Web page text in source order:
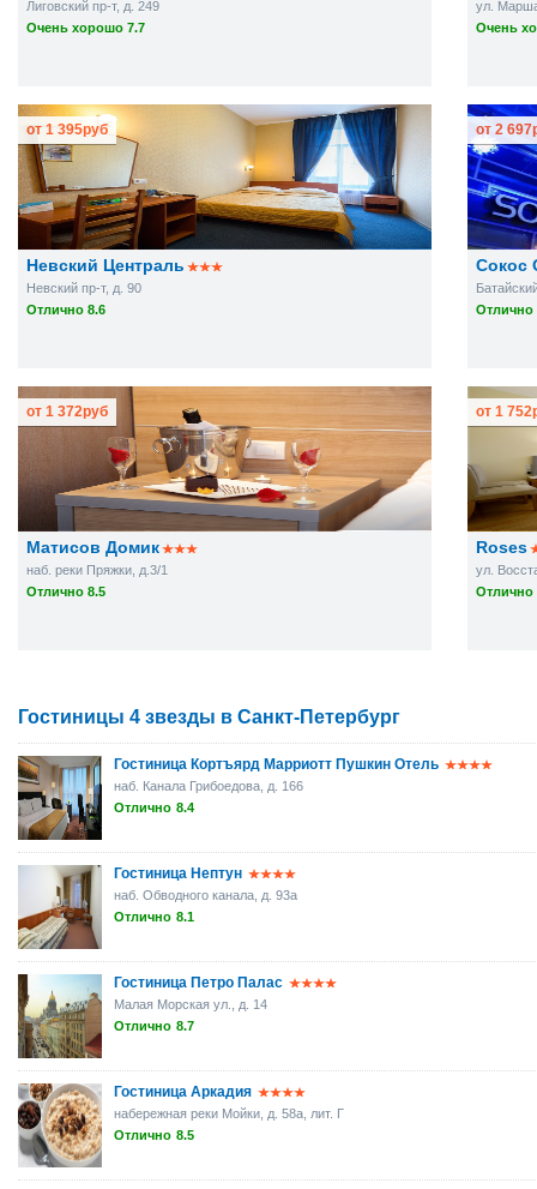
Лиговский пр-т, д. 249
Очень хорошо 7.7
ул.
Очень
Невский Централь
Невский пр-т, д. 90
Отлично 8.6
от 1 395руб
Сокос
Отлично
от 2 697
Матисов Домик
наб. реки Пряжки, д.3/1
Отлично 8.5
от 1 372руб
Roses
ул.
Отлично
от 1 752
Гостиницы 4 звезды в Санкт-Петербург
Гостиница Кортъярд Марриотт Пушкин Отель
наб. Канала Грибоедова, д. 166
Отлично 8.4
Гостиница Нептун
наб. Обводного канала, д. 93а
Отлично 8.1
Гостиница Петро Палас
Малая Морская ул., д. 14
Отлично 8.7
Гостиница Аркадия
набережная реки Мойки, д. 58а, лит. Г
Отлично 8.5